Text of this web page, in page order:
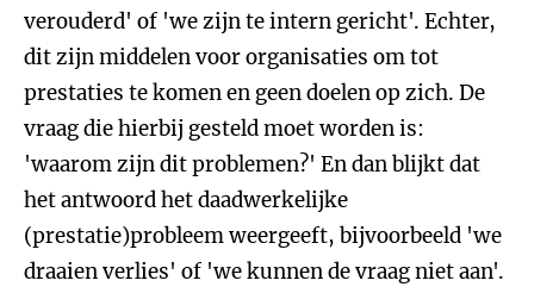
verouderd' of 'we zijn te intern gericht'. Echter,
dit zijn middelen voor organisaties om tot
prestaties te komen en geen doelen op zich. De
vraag die hierbij gesteld moet worden is:
'waarom zijn dit problemen?' En dan blijkt dat
het antwoord het daadwerkelijke
(prestatie)probleem weergeeft, bijvoorbeeld 'we
draaien verlies' of 'we kunnen de vraag niet aan'.